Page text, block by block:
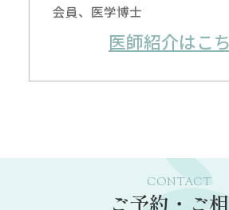
会員、医学博士
医師紹介はこ
CONTACT
ご予約・ご